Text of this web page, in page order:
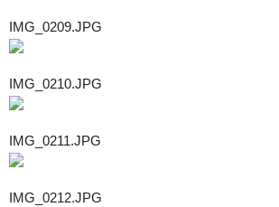
IMG_0209.JPG
IMG_0210.JPG
IMG_0211.JPG
IMG_0212.JPG